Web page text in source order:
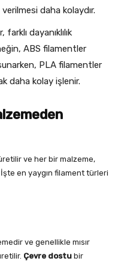
daha kolaydır.
dayanıklılık
ABS filamentler
PLA filamentler
daha kolay işlenir.
ve her bir malzeme,
en yaygın filament türleri
ve genellikle mısır
Çevre dostu bir